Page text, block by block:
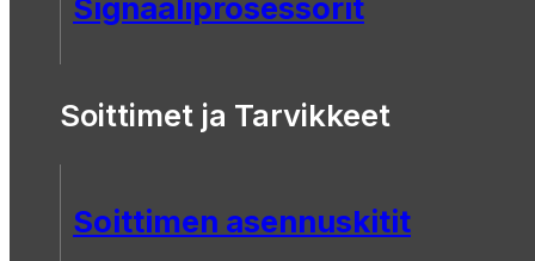
Signaaliprosessorit
Soittimet ja Tarvikkeet
Soittimen asennuskitit